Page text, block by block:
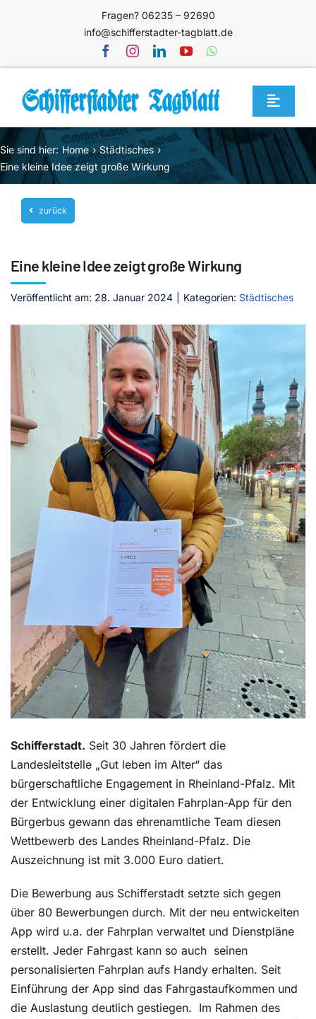
Fragen? 06235 – 92690
info@schifferstadter-tagblatt.de
Toggle
Home
Themen
Blog
Unternehmen
Mediathek
Kontakt
Sie sind hier: Home
Städtisches
Eine kleine Idee zeigt große Wirkung
zurück
Eine kleine Idee zeigt große Wirkung
Veröffentlicht am: 28. Januar 2024 Kategorien: Städtisches
Schifferstadt. Seit 30 Jahren fördert die
Landesleitstelle „Gut leben im Alter“ das
bürgerschaftliche Engagement in Rheinland-Pfalz. Mit
der Entwicklung einer digitalen Fahrplan-App für den
Bürgerbus gewann das ehrenamtliche Team diesen
Wettbewerb des Landes Rheinland-Pfalz. Die
Auszeichnung ist mit 3.000 Euro datiert.
Die Bewerbung aus Schifferstadt setzte sich gegen
über 80 Bewerbungen durch. Mit der neu entwickelten
App wird u.a. der Fahrplan verwaltet und Dienstpläne
erstellt. Jeder Fahrgast kann so auch seinen
personalisierten Fahrplan aufs Handy erhalten. Seit
Einführung der App sind das Fahrgastaufkommen und
die Auslastung deutlich gestiegen. Im Rahmen des